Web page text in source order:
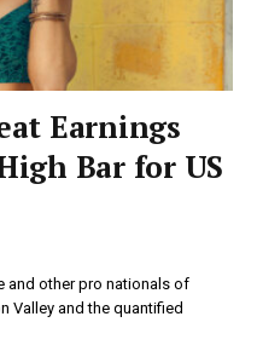
Earnings
Bar for US
and other pro nationals of
Valley and the quantified